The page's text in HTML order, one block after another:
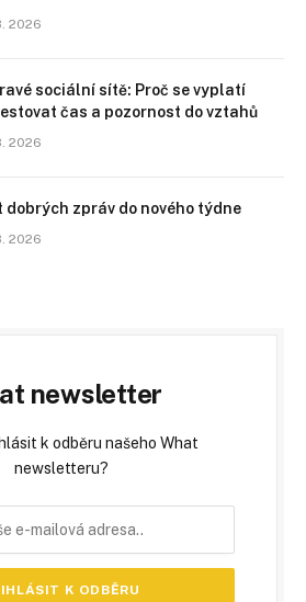
2026
sociální sítě: Proč se vyplatí
čas a pozornost do vztahů
2026
dobrých zpráv do nového týdne
2026
newsletter
k odběru našeho What
newsletteru?